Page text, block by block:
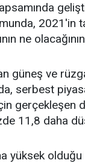
2021'in
ne
güneş ve
serbest
gerçekleşen
11,8 daha
yüksek